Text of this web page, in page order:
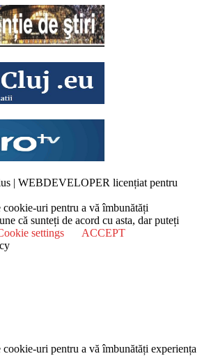
| WEBDEVELOPER licențiat pentru
cookie-uri pentru a vă îmbunătăți
că sunteți de acord cu asta, dar puteți
settings
ACCEPT
cookie-uri pentru a vă îmbunătăți experiența